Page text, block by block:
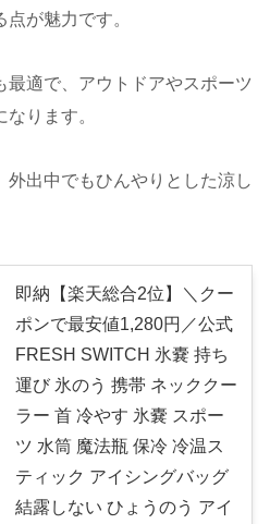
が魅力です。
適で、アウトドアやスポーツ
ります。
出中でもひんやりとした涼し
即納【楽天総合2位】＼クー
ポンで最安値1,280円／公式
FRESH SWITCH 氷嚢 持ち
運び 氷のう 携帯 ネッククー
ラー 首 冷やす 氷嚢 スポー
ツ 水筒 魔法瓶 保冷 冷温ス
ティック アイシングバッグ
結露しない ひょうのう アイ